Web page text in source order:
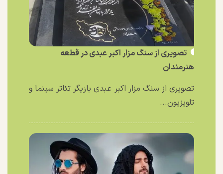
تصویری از سنگ مزار اکبر عبدی در قطعه
هنرمندان
تصویری از سنگ مزار اکبر عبدی بازیگر تئاتر سینما و
تلویزیون...